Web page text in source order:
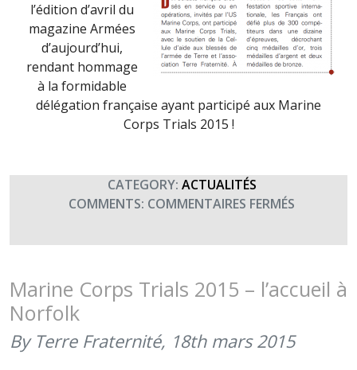
l’édition d’avril du
magazine Armées
d’aujourd’hui,
rendant hommage
à la formidable
délégation française ayant participé aux Marine
Corps Trials 2015 !
CATEGORY: ACTUALITÉS
COMMENTS: COMMENTAIRES FERMÉS
RAPPEL
TRIALS
ARMÉES
Marine Corps Trials 2015 – l’accueil à
Norfolk
By Terre Fraternité, 18th mars 2015